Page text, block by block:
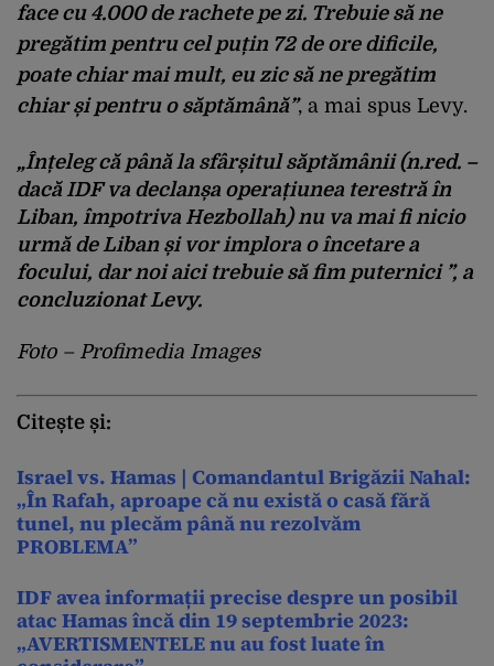
face cu 4.000 de rachete pe zi. Trebuie să ne
pregătim pentru cel puțin 72 de ore dificile,
poate chiar mai mult, eu zic să ne pregătim
chiar și pentru o săptămână”, a mai spus Levy.
„Înțeleg că până la sfârșitul săptămânii (n.red. –
dacă IDF va declanșa operațiunea terestră în
Liban, împotriva Hezbollah) nu va mai fi nicio
urmă de Liban și vor implora o încetare a
focului, dar noi aici trebuie să fim puternici ”, a
concluzionat Levy.
Foto – Profimedia Images
Citește și:
Israel vs. Hamas | Comandantul Brigăzii Nahal:
„În Rafah, aproape că nu există o casă fără
tunel, nu plecăm până nu rezolvăm
PROBLEMA”
IDF avea informații precise despre un posibil
atac Hamas încă din 19 septembrie 2023:
„AVERTISMENTELE nu au fost luate în